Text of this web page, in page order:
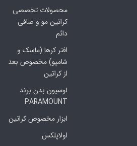
محصولات تخصصی
کراتین مو و صافی
دائم
افتر کرها (ماسک و
شامپو) مخصوص بعد
از کراتین
لوسیون بدن برند
PARAMOUNT
ابزار مخصوص کراتین
اولاپلکس